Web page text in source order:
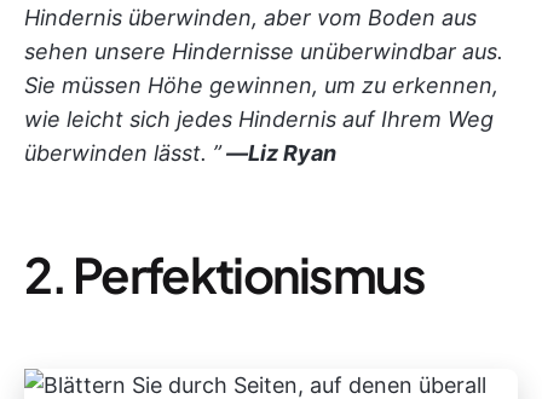
Hindernis überwinden, aber vom Boden aus
sehen unsere Hindernisse unüberwindbar aus.
Sie müssen Höhe gewinnen, um zu erkennen,
wie leicht sich jedes Hindernis auf Ihrem Weg
überwinden lässt. ”—Liz Ryan
2. Perfektionismus